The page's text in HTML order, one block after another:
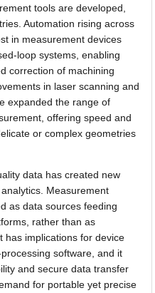
tools are developed,
Automation rising across
in measurement devices
loop systems, enabling
correction of machining
in laser scanning and
expanded the range of
offering speed and
or complex geometries
data has created new
Measurement
as data sources feeding
rather than as
has implications for device
software, and it
and secure data transfer
for portable yet precise